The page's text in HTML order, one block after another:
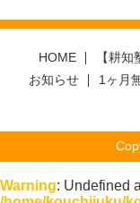
HOME 【耕知
お知らせ
1ヶ月
Warning: Undefined